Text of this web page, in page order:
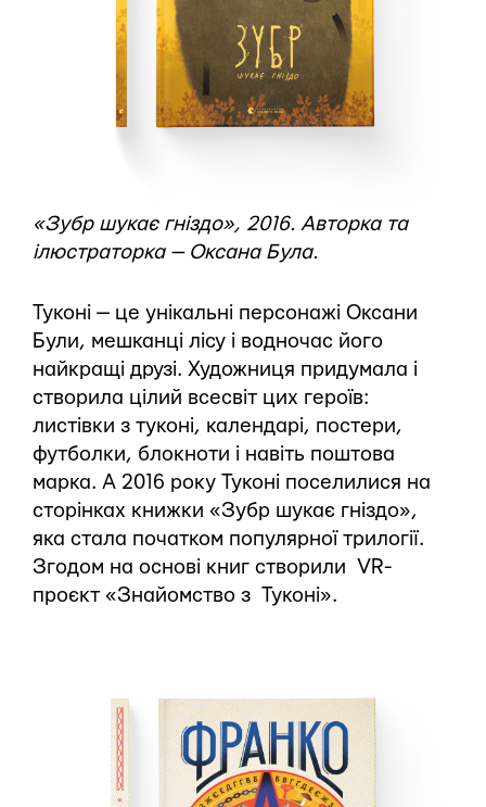
«Зубр шукає гніздо», 2016. Авторка та
ілюстраторка — Оксана Була.
Туконі — це унікальні персонажі Оксани
Були, мешканці лісу і водночас його
найкращі друзі. Художниця придумала і
створила цілий всесвіт цих героїв:
листівки з туконі, календарі, постери,
футболки, блокноти і навіть поштова
марка. А 2016 року Туконі поселилися на
сторінках книжки «Зубр шукає гніздо»,
яка стала початком популярної трилогії.
Згодом на основі книг створили VR-
проєкт «Знайомство з Туконі».